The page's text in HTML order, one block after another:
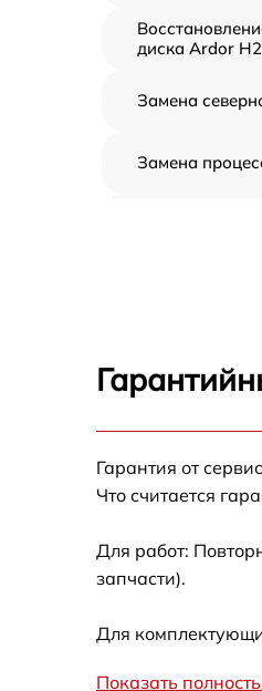
диска Ardor
Замена
Замена
Замена
Гарантия от
Что считается
Для работ:
запчасти).
Для
Показать